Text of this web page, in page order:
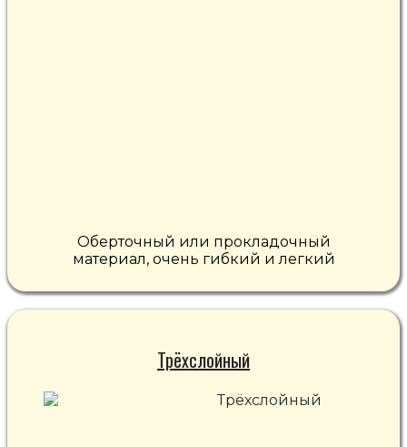
Оберточный или прокладочный
материал, очень гибкий и легкий
Трёхслойный